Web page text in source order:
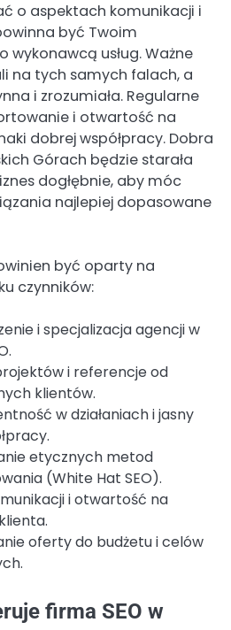
o aspektach komunikacji i
być Twoim
wykonawcą usług. Ważne
na tych samych falach, a
i zrozumiała. Regularne
i otwartość na
dobrej współpracy. Dobra
Górach będzie starała
dogłębnie, aby móc
najlepiej dopasowane
być oparty na
czynników:
i specjalizacja agencji w
i referencje od
klientów.
w działaniach i jasny
etycznych metod
(White Hat SEO).
i otwartość na
oferty do budżetu i celów
firma SEO w